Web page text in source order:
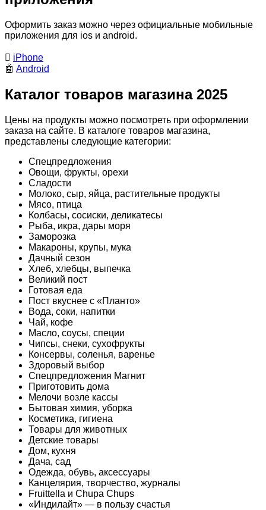
Оформить заказ можно через официальные мобильные
приложения для ios и android.
 iPhone
🤖 Android
Каталог товаров магазина 2025
Цены на продукты можно посмотреть при оформлении
заказа на сайте. В каталоге товаров магазина,
представлены следующие категории:
Спецпредложения
Овощи, фрукты, орехи
Сладости
Молоко, сыр, яйца, растительные продукты
Мясо, птица
Колбасы, сосиски, деликатесы
Рыба, икра, дары моря
Заморозка
Макароны, крупы, мука
Дачный сезон
Хлеб, хлебцы, выпечка
Великий пост
Готовая еда
Пост вкуснее с «Планто»
Вода, соки, напитки
Чай, кофе
Масло, соусы, специи
Чипсы, снеки, сухофрукты
Консервы, соленья, варенье
Здоровый выбор
Спецпредложения Магнит
Приготовить дома
Мелочи возле кассы
Бытовая химия, уборка
Косметика, гигиена
Товары для животных
Детские товары
Дом, кухня
Дача, сад
Одежда, обувь, аксессуары
Канцелярия, творчество, журналы
Fruittella и Chupa Chups
«Индилайт» — в пользу счастья